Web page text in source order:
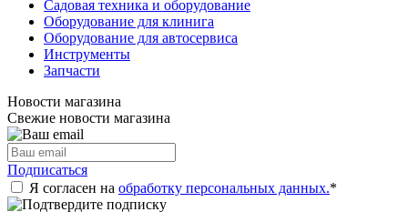
Садовая техника и оборудование
Оборудование для клинига
Оборудование для автосервиса
Инструменты
Запчасти
Новости магазина
Свежие новости магазина
Подписаться
Я согласен на обработку персональных данных.*